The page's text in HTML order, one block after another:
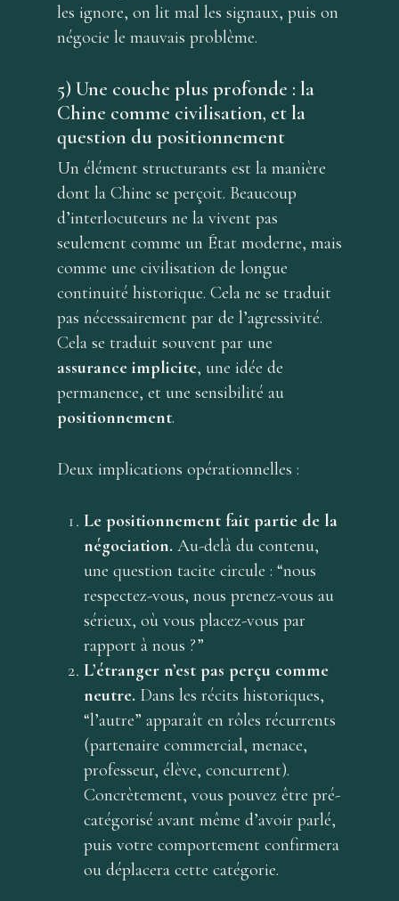
les ignore, on lit mal les signaux, puis on
négocie le mauvais problème.
5) Une couche plus profonde : la
Chine comme civilisation, et la
question du positionnement
Un élément structurants est la manière
dont la Chine se perçoit. Beaucoup
d’interlocuteurs ne la vivent pas
seulement comme un État moderne, mais
comme une civilisation de longue
continuité historique. Cela ne se traduit
pas nécessairement par de l’agressivité.
Cela se traduit souvent par une
assurance implicite, une idée de
permanence, et une sensibilité au
positionnement.
Deux implications opérationnelles :
Le positionnement fait partie de la
négociation. Au-delà du contenu,
une question tacite circule : “nous
respectez-vous, nous prenez-vous au
sérieux, où vous placez-vous par
rapport à nous ?”
L’étranger n’est pas perçu comme
neutre. Dans les récits historiques,
“l’autre” apparaît en rôles récurrents
(partenaire commercial, menace,
professeur, élève, concurrent).
Concrètement, vous pouvez être pré-
catégorisé avant même d’avoir parlé,
puis votre comportement confirmera
ou déplacera cette catégorie.